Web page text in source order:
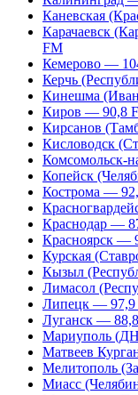
Каневская
Карачаевск
FM
Кемерово —
Керчь
Кинешма
Киров — 90,8
Кирсанов
Кисловодск
Комсомольск-
Копейск
Кострома —
Краснодар —
Красноярск —
Курская
Кызыл
Лимасол
Липецк — 97,9
Луганск —
Мариуполь
Матвеев
Мелитополь
Миасс